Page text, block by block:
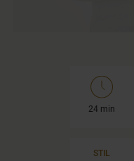
24 min
STIL